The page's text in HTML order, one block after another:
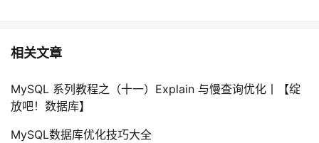
相关文章
MySQL 系列教程之（十一）Explain 与慢查询优化丨【绽
放吧！数据库】
MySQL数据库优化技巧大全